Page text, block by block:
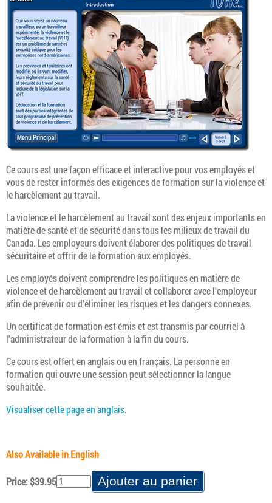
Ce cours est une façon efficace et interactive pour vos employés et
vous de rester informés des exigences de formation sur la violence et
le harcèlement au travail.
La violence et le harcèlement au travail sont des enjeux importants en
matière de santé et de sécurité dans tous les milieux de travail du
Canada. Les employeurs doivent élaborer des politiques de travail
sécuritaire et offrir de la formation aux employés.
Les employés doivent comprendre les politiques en matière de
violence et de harcèlement au travail et collaborer avec l'employeur
afin de prévenir ou d'éliminer les risques et les dangers connexes.
Un certificat de formation est émis et est transmis par courriel à
l'administrateur de la formation à la fin du cours.
Ce cours est offert en anglais ou en français. La personne en
formation qui ouvre une session peut sélectionner la langue
souhaitée.
Visualiser cette page en anglais.
Also Available in English
Price: $39.95